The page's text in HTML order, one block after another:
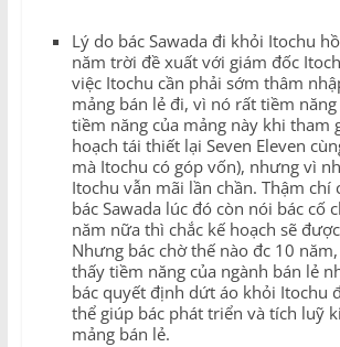
Lý do bác Sawada đi khỏi Itochu
năm trời đề xuất với giám đốc
việc Itochu cần phải sớm thâm
mảng bán lẻ đi, vì nó rất tiềm năng
tiềm năng của mảng này khi tham
hoạch tái thiết lại Seven Eleven
mà Itochu có góp vốn), nhưng vì
Itochu vẫn mãi lần chần. Thậm chí
bác Sawada lúc đó còn nói bác cố
năm nữa thì chắc kế hoạch sẽ
Nhưng bác chờ thế nào đc 10
thấy tiềm năng của ngành bán lẻ
bác quyết định dứt áo khỏi Itochu
thể giúp bác phát triển và tích luỹ
mảng bán lẻ.